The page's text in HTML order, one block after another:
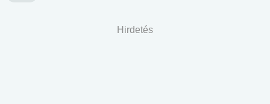
Hirdetés